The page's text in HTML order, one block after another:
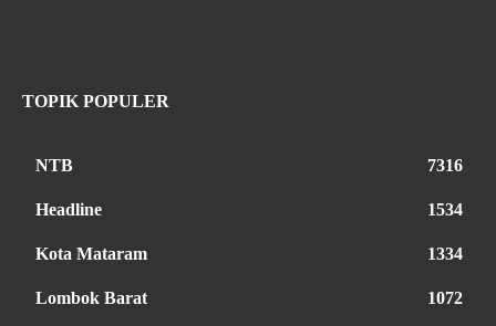
TOPIK POPULER
NTB 7316
Headline 1534
Kota Mataram 1334
Lombok Barat 1072